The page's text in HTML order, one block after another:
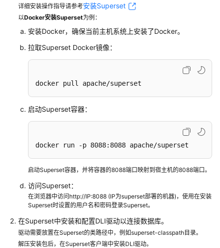
全
最
佳
实
DLI
分
析
景
驾
驶
行
为
详细安装操作指导请参考安装Superset
以Docker安装Superset为例：
安装Docker，确保当前主机系统上安装了Docker。
拉取Superset Docker镜像：
docker pull apache/superset
启动Superset容器：
docker run -p 8088:8088 apache/superset
启动Superset容器，并将容器的8088端口映射到宿主机的8088端口。
访问Superset：
在浏览器中访问http://IP:8088 (IP为superset部署的机器)，使用在安装
Superset时设置的用户名和密码登录Superset。
在Superset中安装和配置DLI驱动以连接数据库。
驱动需要放置在Superset的类路径中，例如superset-classpath目录。
解压安装包后，在Superset客户端中安装DLI驱动。